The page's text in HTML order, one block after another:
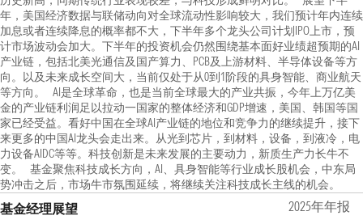
年，美国经济数据与联储动向对全球流动性影响较大，我们预计年内连续
加息或者连续降息的概率都不大，下半年多个龙头公司计划IPO上市，预
计市场波动会加大。下半年的投资机会仍然围绕基本面好业绩超预期的AI
产业链，包括北美光通信及国产算力、PCB及上游材料、半导体设备等方
向。以及未来成长空间大，当前仅处于从0到1阶段的具身智能、商业航天
等方向。 AI是全球革命，也是当前全球最大的产业共振，今年上万亿美
金的产业链利润足以拉动一国家的整体经济和GDP增速，美国、韩国等国
家已经受益。看好中国在全球AI产业链的地位和竞争力的继续提升，接下
来更多的中国AI龙头会走出来。从光到芯片，到材料，设备，到液冷，电
力设备AIDC等等。科技创新是未来发展的主要动力，新质生产力长牛不
变。 基金聚焦科技成长方向，AI、具身智能等行业成长股机会，中东局
势冲击之后，市场牛市氛围延续，将继续关注科技成长主线的机会。
基金经理展望 2025年年报